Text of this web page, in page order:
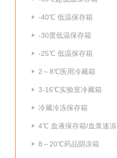
-40℃ 低温保存箱
-30度低温保存箱
-25℃ 低温保存箱
2～8℃医用冷藏箱
3-16℃实验室冷藏箱
冷藏冷冻保存箱
4℃ 血液保存箱/血浆速冻
8～20℃药品阴凉箱